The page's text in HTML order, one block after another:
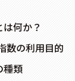
何か？
数の利用目的
種類